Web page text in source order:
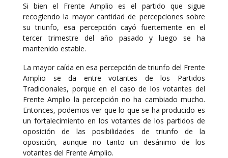
Si bien el Frente Amplio es el partido que sigue
recogiendo la mayor cantidad de percepciones sobre
su triunfo, esa percepción cayó fuertemente en el
tercer trimestre del año pasado y luego se ha
mantenido estable.
La mayor caída en esa percepción de triunfo del Frente
Amplio se da entre votantes de los Partidos
Tradicionales, porque en el caso de los votantes del
Frente Amplio la percepción no ha cambiado mucho.
Entonces, podemos ver que lo que se ha producido es
un fortalecimiento en los votantes de los partidos de
oposición de las posibilidades de triunfo de la
oposición, aunque no tanto un desánimo de los
votantes del Frente Amplio.